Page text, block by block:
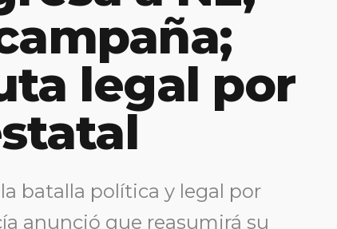
legal por
batalla política y legal por
anunció que reasumirá su